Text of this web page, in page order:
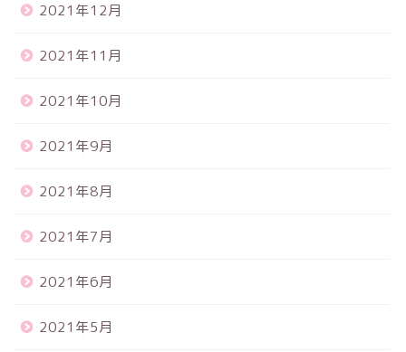
2021年12月
2021年11月
2021年10月
2021年9月
2021年8月
2021年7月
2021年6月
2021年5月